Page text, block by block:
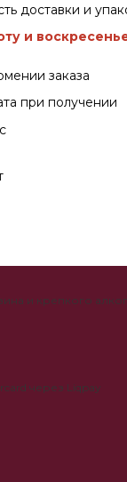
доставки и
и
заказа
при получении